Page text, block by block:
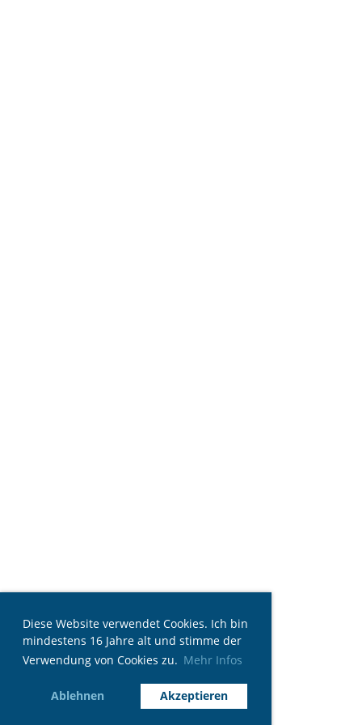
Diese Website verwendet Cookies. Ich bin
mindestens 16 Jahre alt und stimme der
Verwendung von Cookies zu. Mehr Infos
Ablehnen Akzeptieren